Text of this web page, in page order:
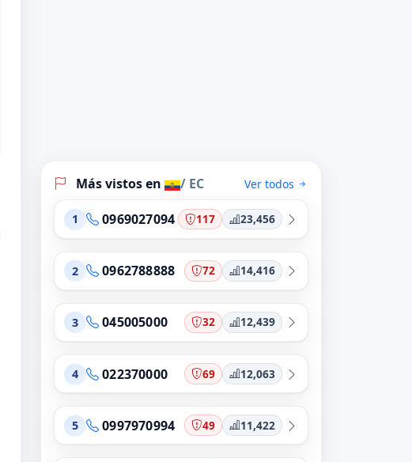
Más vistos en / EC Ver todos
1 0969027094 117 23,456
2 0962788888 72 14,416
3 045005000 32 12,439
4 022370000 69 12,063
5 0997970994 49 11,422